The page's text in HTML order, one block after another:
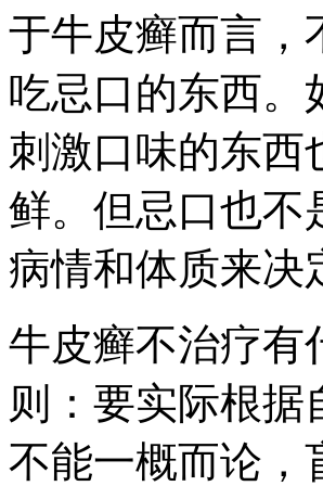
于牛皮癣而言，
吃忌口的东西。
刺激口味的东西
鲜。但忌口也不
病情和体质来决
牛皮癣不治疗有
则：要实际根据
不能一概而论，